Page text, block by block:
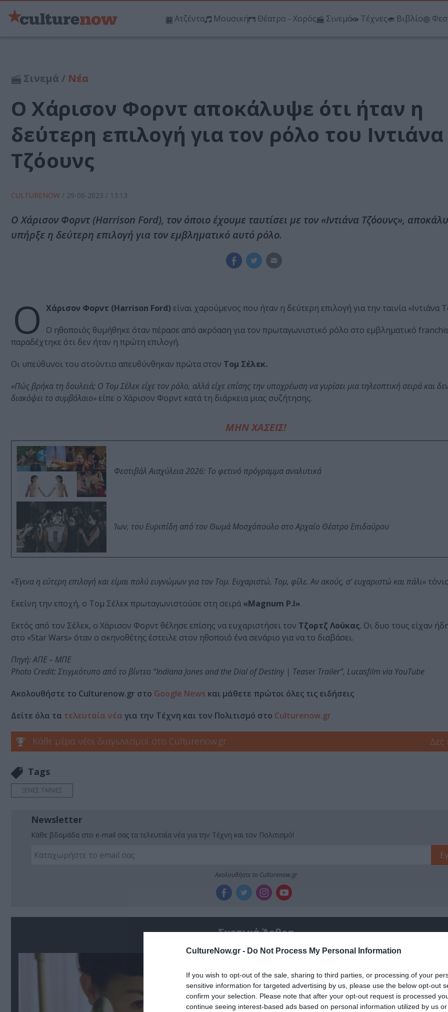
CultureNow.gr - Do Not Process My Personal Information
If you wish to opt-out of the sale, sharing to third parties, or processing of your
sensitive information for targeted advertising by us, please use the below opt-out
confirm your selection. Please note that after your opt-out request is processed
continue seeing interest-based ads based on personal information utilized by us
Ατζέντα Μουσική Θέατρο - Χορός Σινεμά Τέχνες Βιβλίο
Σινεμά / Νέα
Ο Χάρισον Φορντ αποκάλυψε ότι ήταν η
δεύτερη επιλογή για τον ρόλο του Ιντιάνα
Τζόουνς
CULTURENOW / 29-06-2023 / 13:13
Ο Χάρισον Φορντ (Harrison Ford), τον όποιο έχουμε ταυτίσει με τον «Ιντιάνα Τζόουνς»,
υπήρξε η δεύτερη επιλογή για τον εμβληματικό αυτό ρόλο.
Ο Χάρισον Φορντ (Harrison Ford) είναι χαρούμενος που ήταν η δεύτερη επιλογή για την ταινία «Ιντιάνα
Ο ηθοποιός θυμήθηκε όταν πέρασε από ακρόαση για τον πρωταγωνιστικό ρόλο στο εμβληματικό
παραδέχτηκε ότι δεν ήταν η πρώτη επιλογή.
Οι υπεύθυνοι του στούντιο απευθύνθηκαν πρώτα στον Τομ Σέλεκ.
«Πώς βρήκα τη δουλειά; Ο Τομ Σέλεκ είχε τον ρόλο, αλλά είχε επίσης την υποχρέωση να γυρίσει μια τηλεοπτική σειρά και
διακόψει το συμβόλαιο» είπε ο Χάρισον Φορντ κατά τη διάρκεια μιας συζήτησης.
ΜΗΝ ΧΑΣΕΙΣ!
Φεστιβάλ Αισχύλεια 2026: Το φετινό πρόγραμμα αναλυτικά
Ίων, του Ευριπίδη από τον Θωμά Μοσχόπουλο στο Αρχαίο Θέατρο Επιδαύρου
«Έγινα η εύτερη επιλογή και είμαι πολύ ευγνώμων για τον Τομ. Ευχαριστώ, Τομ, φίλε. Αν ακούς, σ’ ευχαριστώ και πάλι»
Εκείνη την εποχή, ο Τομ Σέλεκ πρωταγωνιστούσε στη σειρά «Magnum P.I».
Εκτός από τον Σέλεκ, ο Χάρισον Φορντ θέλησε επίσης να ευχαριστήσει τον Τζορτζ Λούκας. Οι δυο τους είχαν
στο «Star Wars» όταν ο σκηνοθέτης έστειλε στον ηθοποιό ένα σενάριο για να το διαβάσει.
Πηγή: ΑΠΕ – ΜΠΕ
Photo Credit: Στιγμιότυπο από το βίντεο “Indiana Jones and the Dial of Destiny | Teaser Trailer”, Lucasfilm via YouTube
Ακολουθήστε το Culturenow.gr στο Google News και μάθετε πρώτοι όλες τις ειδήσεις
Δείτε όλα τα τελευταία νέα για την Τέχνη και τον Πολιτισμό στο Culturenow.gr
Κάθε μέρα νέοι διαγωνισμοί στο Culturenow.gr Δες
Tags
ΞΕΝΕΣ ΤΑΙΝΙΕΣ
Newsletter
Κάθε βδομάδα στο e-mail σας τα τελευταία νέα για την Τέχνη και τον Πολιτισμό!
Ακολουθήστε το Culturenow.gr
Σχετικά Άρθρα